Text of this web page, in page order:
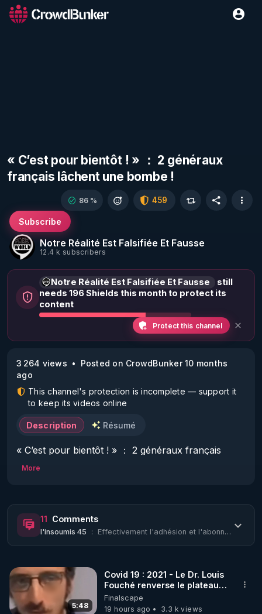
« C’est pour bientôt ! » ： 2 généraux
français lâchent une bombe !
Notre Réalité Est Falsifiée Et Fausse
12.4 k subscribers
Subscribe
86 % 459
Notre Réalité Est Falsifiée Et Fausse
still
needs 196 Shields this month to protect its
content
Protect this channel
3 264 views
Posted on CrowdBunker 10 months
ago
This channel's protection is incomplete — support it
to keep its videos online
Description Résumé
« C’est pour bientôt ! » ： 2 généraux français
lâchent une bombe !
More
11 Comments
l'insoumis 45 : Effectivement l'adhésion et l'abonnement à chaque vidéo toute une histoire!
5:48
Covid 19 : 2021 - Le Dr. Louis
Fouché renverse le plateau
de CNews !
Finalscape
19 hours ago
3.3 k views